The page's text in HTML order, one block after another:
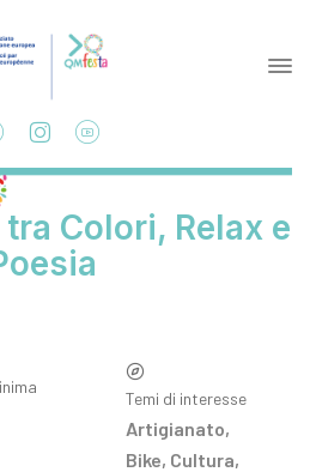
Colori, Relax e
Temi di interesse
Artigianato,
Bike, Cultura,